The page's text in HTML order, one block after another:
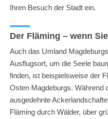
Ihren Besuch der Stadt ein.
Der Fläming – wenn
Auch das Umland
Ausflugsort, um die Seele
finden, ist beispielsweise der
Osten Magdeburgs. Während
ausgedehnte
Fläming durch Wälder, über